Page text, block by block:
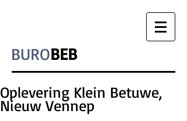
BUROBEB
Oplevering Klein Betuwe,
Nieuw Vennep